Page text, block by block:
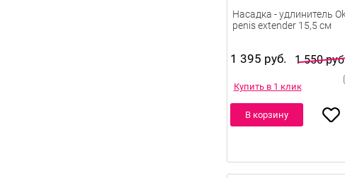
1 395 руб. 1 550
Купить в 1 клик
В корзину